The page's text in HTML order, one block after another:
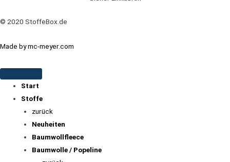
© 2020 StoffeBox.de
Made by mc-meyer.com
Start
Stoffe
zurück
Neuheiten
Baumwollfleece
Baumwolle / Popeline